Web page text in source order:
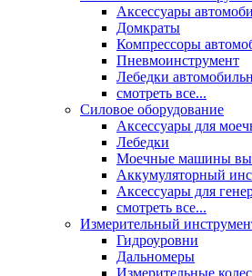
Аксессуары
Домкраты
Компрессоры
Пневмоинструмент
Лебедки
смотреть все...
Силовое оборудование
Аксессуары для
Лебедки
Моечные машины
Аккумуляторный
Аксессуары для
смотреть все...
Измерительный
Гидроуровни
Дальномеры
Измерительные